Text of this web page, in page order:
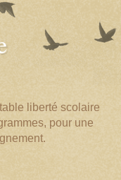
liberté scolaire
pour une